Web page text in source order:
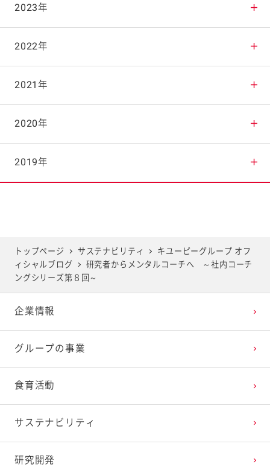
2025年11月
2025年10月
2025年9月
2025年8月
2025年7月
2025年4月
2025年3月
2025年2月
2024年12月
2024年11月
2024年10月
2024年9月
2024年8月
2024年5月
2024年4月
2024年3月
2023年
2023年12月
2023年11月
2023年10月
2023年9月
2023年6月
2023年5月
2023年4月
2022年
2022年12月
2022年11月
2022年10月
2022年7月
2022年6月
2022年5月
2021年
2021年12月
2021年11月
2021年8月
2021年7月
2021年6月
2020年
2020年12月
2020年9月
2020年8月
2020年7月
2019年
2019年10月
2019年9月
2019年8月
トップページ サステナビリティ
キユーピーグループ オフ
ィシャルブログ
研究者からメンタルコーチへ ～社内コーチ
ングシリーズ第８回～
企業情報
グループの事業
食育活動
サステナビリティ
研究開発